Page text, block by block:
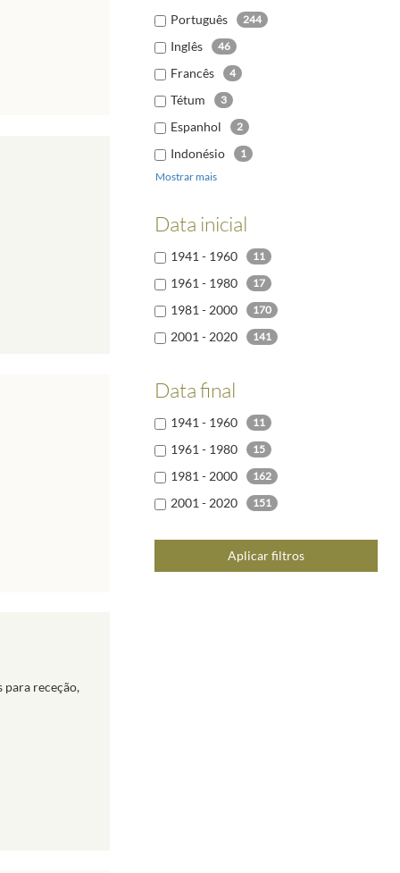
Português 244
Inglês 46
Francês 4
Tétum 3
Espanhol 2
Indonésio
1
Mostrar mais
Data inicial
1941 - 1960 11
1961 - 1980 17
1981 - 2000 170
2001 - 2020 141
Data final
1941 - 1960 11
1961 - 1980 15
1981 - 2000 162
2001 - 2020 151
Aplicar filtros
receção,